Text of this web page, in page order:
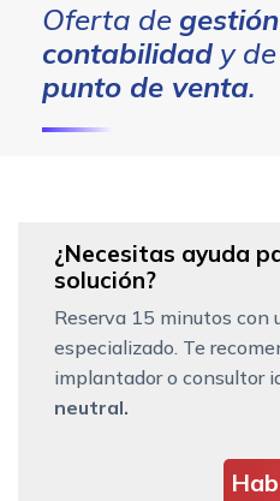
Oferta de
contabilidad y de
punto de venta.
¿Necesitas ayuda
solución?
Reserva 15 minutos con
especializado. Te
implantador o consultor
neutral.